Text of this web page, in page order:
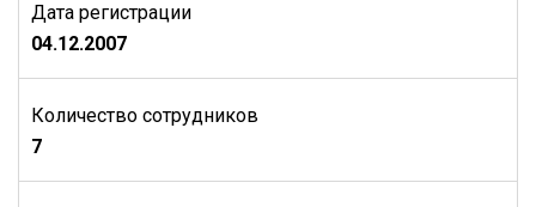
Дата регистрации
04.12.2007
Количество сотрудников
7